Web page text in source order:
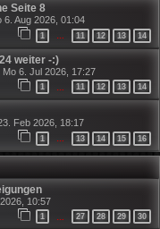
Seite 8
6. Aug 2026, 01:04
1 … 11 12 13 14
weiter -:)
Mo 6. Jul 2026, 17:27
1 11 12 13 14
Feb 2026, 18:17
1 … 13 14 15 16
10:57
1 27 28 29 30